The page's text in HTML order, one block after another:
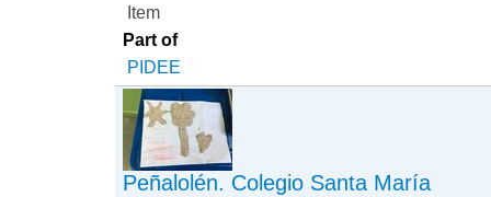
Item
Part of
PIDEE
Peñalolén. Colegio Santa María